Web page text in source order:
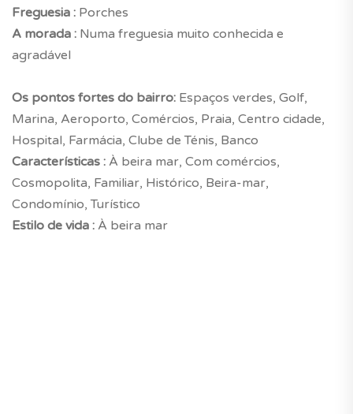
Freguesia : Porches
A morada : Numa freguesia muito conhecida e
agradável
Os pontos fortes do bairro: Espaços verdes, Golf,
Marina, Aeroporto, Comércios, Praia, Centro cidade,
Hospital, Farmácia, Clube de Ténis, Banco
Características : À beira mar, Com comércios,
Cosmopolita, Familiar, Histórico, Beira-mar,
Condomínio, Turístico
Estilo de vida : À beira mar